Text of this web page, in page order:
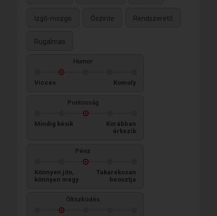
Izgő-mozgó Őszinte Rendszerető
Rugalmas
Humor
Vicces Komoly
Pontosság
Mindig késik
Korábban
érkezik
Pénz
Könnyen jön,
könnyen megy
Takarékosan
beosztja
Öltözködés